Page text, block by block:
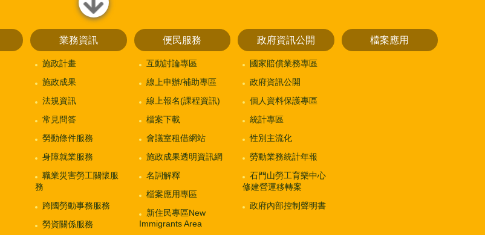
close
業務資訊
施政計畫
施政成果
法規資訊
常見問答
勞動條件服務
身障就業服務
職業災害勞工關懷服
務
跨國勞動事務服務
勞資關係服務
便民服務
互動討論專區
線上申辦/補助專區
線上報名(課程資訊)
檔案下載
會議室租借網站
施政成果透明資訊網
名詞解釋
檔案應用專區
新住民專區New
Immigrants Area
政府資訊公開
國家賠償業務專區
政府資訊公開
個人資料保護專區
統計專區
性別主流化
勞動業務統計年報
石門山勞工育樂中心
修建營運移轉案
政府內部控制聲明書
檔案應用